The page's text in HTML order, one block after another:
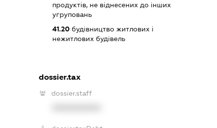
продуктів, не віднесених до інших
угруповань
41.20будівництво житлових і
нежитлових будівель
dossier.tax
dossier.staff